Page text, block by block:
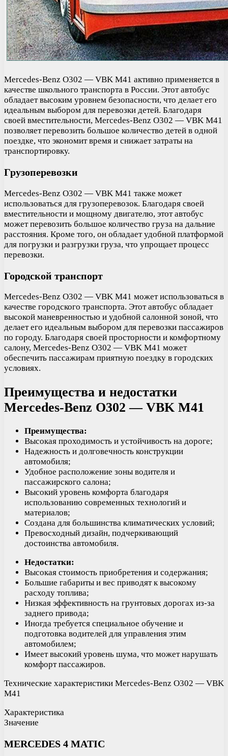
Mercedes-Benz O302 — VBK M41 активно применяется в
качестве школьного транспорта в России. Этот автобус
обладает высоким уровнем безопасности, что делает его
идеальным выбором для перевозки детей. Благодаря
своей вместительности, Mercedes-Benz O302 — VBK M41
позволяет перевозить большое количество детей в одной
поездке, что экономит время и снижает затраты на
транспортировку.
Грузоперевозки
Mercedes-Benz O302 — VBK M41 также может
использоваться для грузоперевозок. Благодаря своей
вместительности и мощному двигателю, этот автобус
может перевозить большое количество груза на дальние
расстояния. Кроме того, он обладает удобной платформой
для погрузки и разгрузки груза, что упрощает процесс
перевозки.
Городской транспорт
Mercedes-Benz O302 — VBK M41 может использоваться в
качестве городского транспорта. Этот автобус обладает
высокой маневренностью и удобной салонной зоной, что
делает его идеальным выбором для перевозки пассажиров
по городу. Благодаря своей просторности и комфортному
салону, Mercedes-Benz O302 — VBK M41 может
обеспечить пассажирам приятную поездку в городских
условиях.
Преимущества и недостатки
Mercedes-Benz O302 — VBK M41
Преимущества:
Высокая проходимость и устойчивость на дороге;
Надежность и долговечность конструкции
автомобиля;
Удобное расположение зоны водителя и
пассажирского салона;
Высокий уровень комфорта благодаря
использованию современных технологий и
материалов;
Создана для большинства климатических условий;
Превосходный дизайн, подчеркивающий
достоинства автомобиля.
Недостатки:
Высокая стоимость приобретения и содержания;
Большие габариты и вес приводят к высокому
расходу топлива;
Низкая эффективность на грунтовых дорогах из-за
заднего привода;
Иногда требуется специальное обучение и
подготовка водителей для управления этим
автомобилем;
Имеет высокий уровень шума, что может нарушать
комфорт пассажиров.
Технические характеристики Mercedes-Benz O302 — VBK
M41
Характеристика
Значение
MERCEDES 4 MATIC